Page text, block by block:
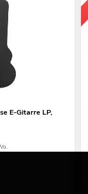
E-Gitarre LP,